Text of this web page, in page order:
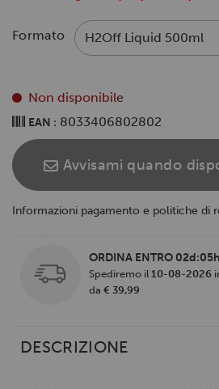
Formato
Non disponibile
EAN : 8033406802802
Avvisami quando
Informazioni pagamento e politiche di
ORDINA ENTRO
Spediremo il 10-08-2026
da € 39,99
DESCRIZIONE